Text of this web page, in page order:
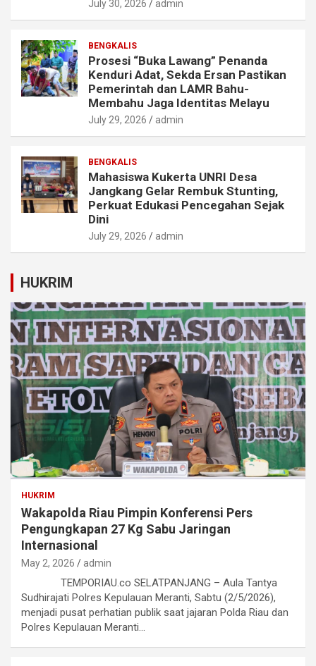
July 30, 2026 admin
BENGKALIS
Prosesi “Buka Lawang” Penanda
Kenduri Adat, Sekda Ersan Pastikan
Pemerintah dan LAMR Bahu-
Membahu Jaga Identitas Melayu
July 29, 2026 admin
BENGKALIS
Mahasiswa Kukerta UNRI Desa
Jangkang Gelar Rembuk Stunting,
Perkuat Edukasi Pencegahan Sejak
Dini
July 29, 2026 admin
HUKRIM
HUKRIM
Wakapolda Riau Pimpin Konferensi Pers
Pengungkapan 27 Kg Sabu Jaringan
Internasional
May 2, 2026 admin
TEMPORIAU.co SELATPANJANG – Aula Tantya
Sudhirajati Polres Kepulauan Meranti, Sabtu (2/5/2026),
menjadi pusat perhatian publik saat jajaran Polda Riau dan
Polres Kepulauan Meranti…